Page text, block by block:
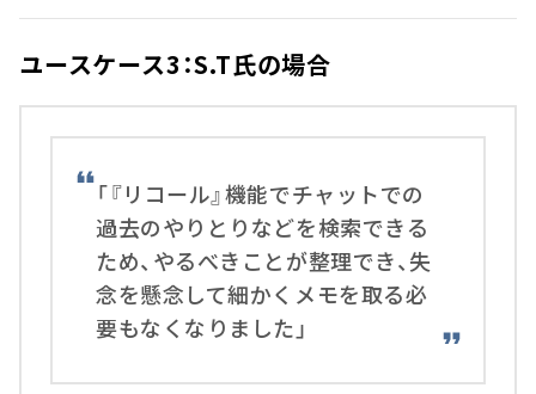
ユースケース3：S.T氏の場合
「『リコール』機能でチャットでの
過去のやりとりなどを検索できる
ため、やるべきことが整理でき、失
念を懸念して細かくメモを取る必
要もなくなりました」